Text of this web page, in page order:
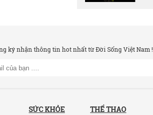
ký nhận thông tin hot nhất từ Đời Sống Việt Nam !
SỨC KHỎE THỂ THAO